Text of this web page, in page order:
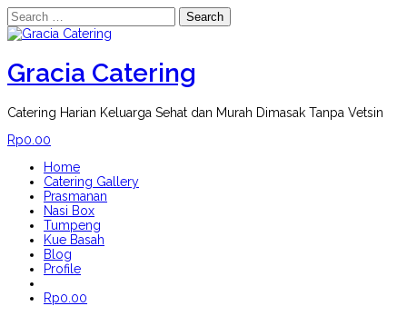
Search
for:
Skip
content
Gracia Catering
Catering Harian Keluarga Sehat dan Murah Dimasak Tanpa Vetsin
Rp0.00
Home
Catering Gallery
Prasmanan
Nasi Box
Tumpeng
Kue Basah
Blog
Profile
Rp0.00